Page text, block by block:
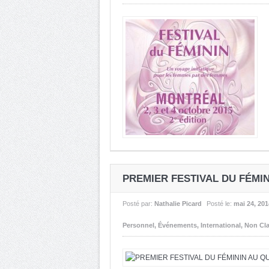
PREMIER FESTIVAL DU
Posté par: Nathalie Picard Posté le: mai 24,
Personnel, Événements, International, Non